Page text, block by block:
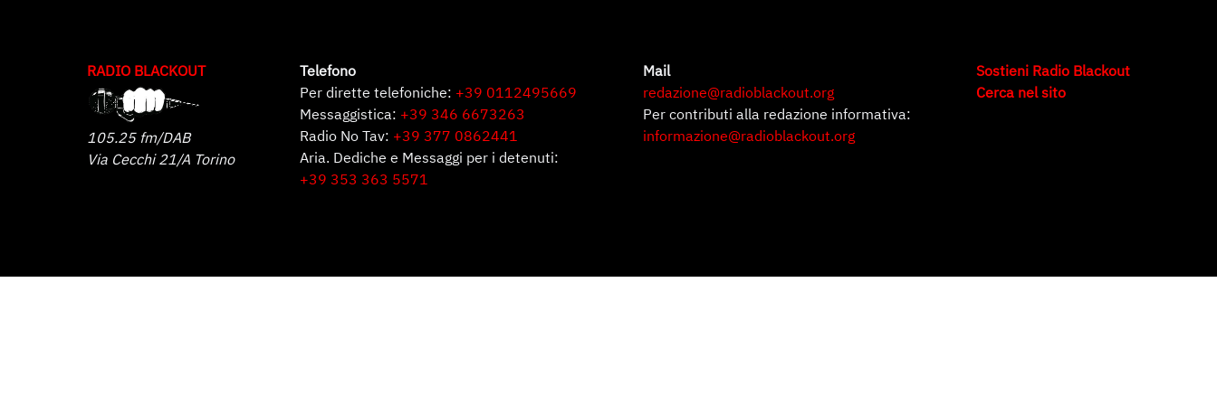
RADIO BLACKOUT
105.25 fm/DAB
Via Cecchi 21/A Torino
Telefono
Per dirette telefoniche: +39 0112495669
Messaggistica: +39 346 6673263
Radio No Tav: +39 377 0862441
Aria. Dediche e Messaggi per i detenuti:
+39 353 363 5571
Mail
redazione@radioblackout.org
Per contributi alla redazione informativa:
informazione@radioblackout.org
Sostieni Radio Blackout
Cerca nel sito